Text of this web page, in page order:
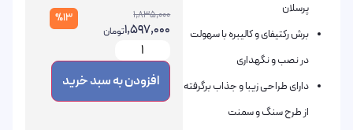
پرسلان
برش رکتیفای و کالیبره با سهولت
در نصب و نگهداری
دارای طراحی زیبا و جذاب برگرفته
از طرح سنگ و سمنت
1,835,000
1,597,000تومان
%13
افزودن به سبد خرید